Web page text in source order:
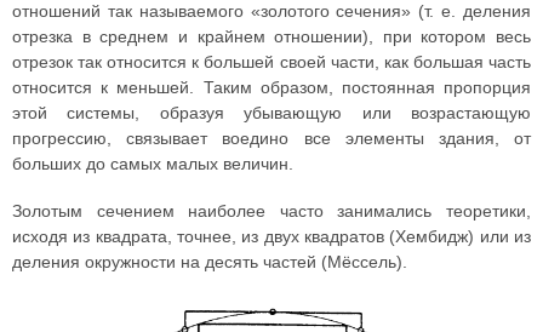
отношений так называемого «золотого сечения» (т. е. деления
отрезка в среднем и крайнем отношении), при котором весь
отрезок так относится к большей своей части, как большая часть
относится к меньшей. Таким образом, постоянная пропорция
этой системы, образуя убывающую или возрастающую
прогрессию, связывает воедино все элементы здания, от
больших до самых малых величин.
Золотым сечением наиболее часто занимались теоретики,
исходя из квадрата, точнее, из двух квадратов (Хембидж) или из
деления окружности на десять частей (Мёссель).